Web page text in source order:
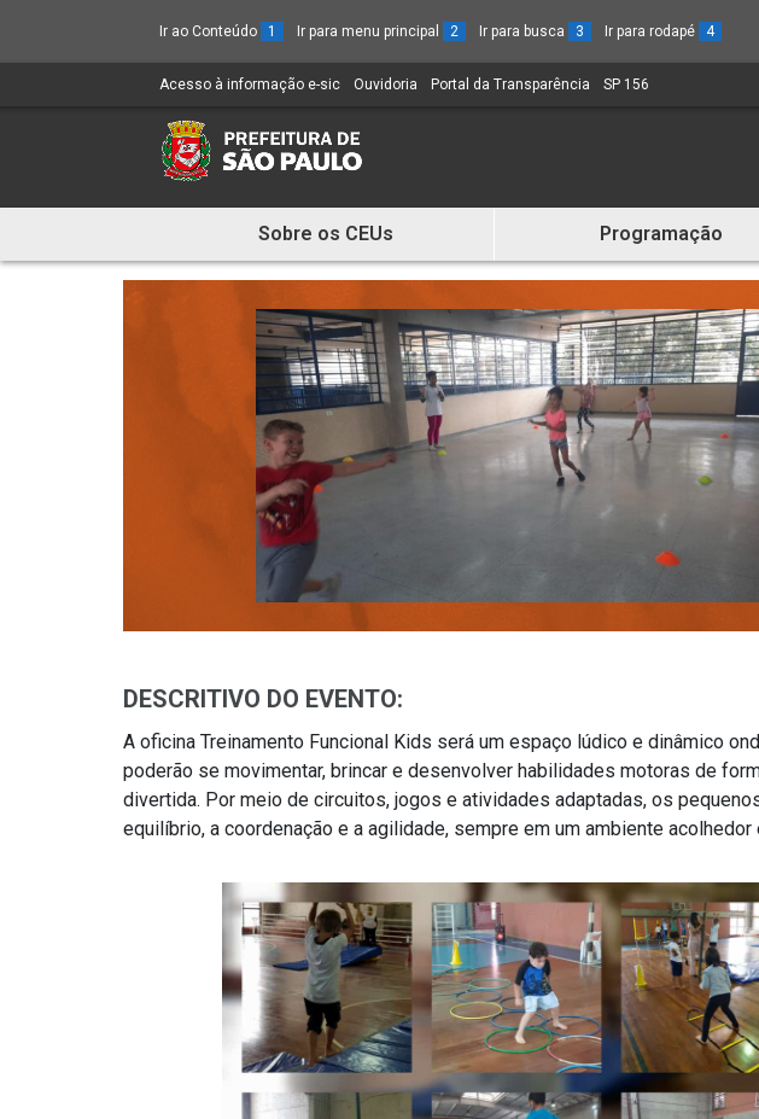
Ir ao Conteúdo 1 Ir para menu principal 2 Ir para busca 3 Ir para rodapé 4
Acesso à informação e-sic (Link
um
novo
Ouvidoria (Link
Portal da Transparência (Link
SP 156
e
Sobre os CEUs Programação
DESCRITIVO DO EVENTO:
A oficina Treinamento Funcional Kids será um espaço lúdico e dinâmico
poderão se movimentar, brincar e desenvolver habilidades motoras de
divertida. Por meio de circuitos, jogos e atividades adaptadas, os
equilíbrio, a coordenação e a agilidade, sempre em um ambiente acolhedor